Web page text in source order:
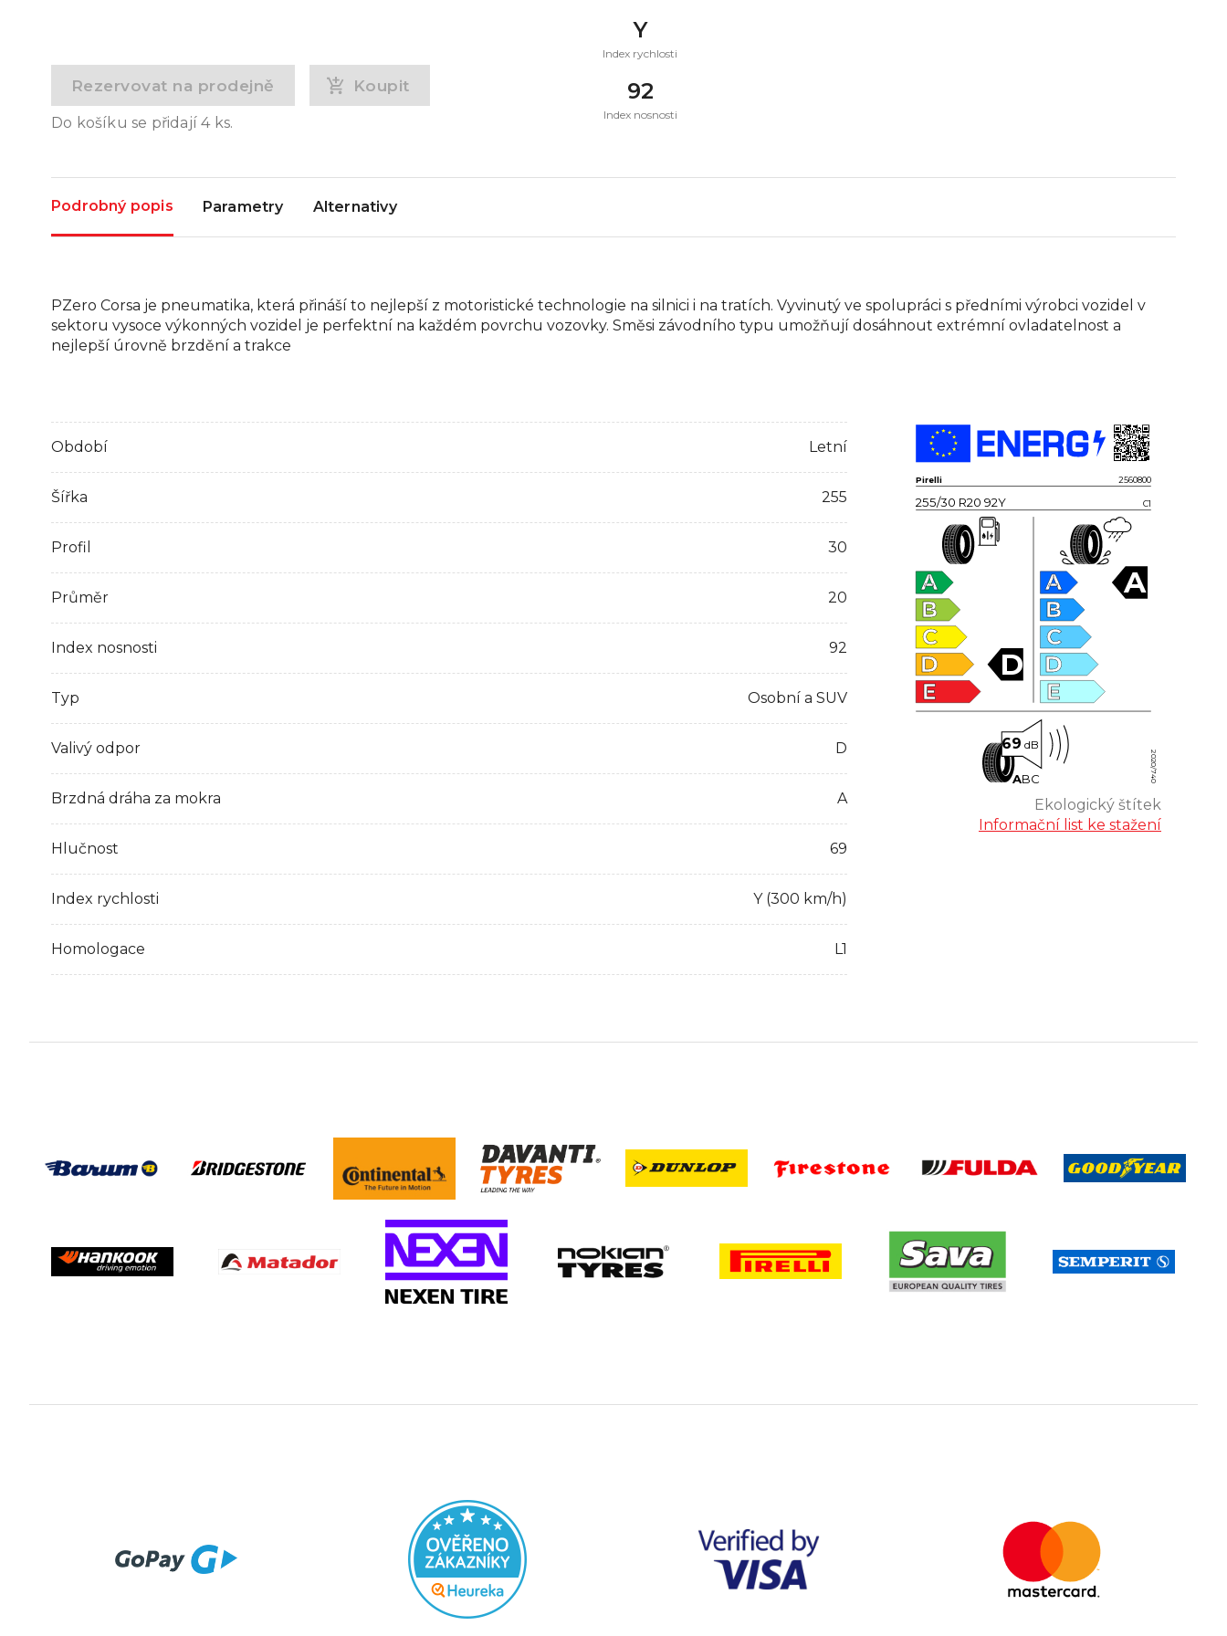
Rezervovat na prodejně Koupit
Do košíku se přidají4ks.
Y
Index rychlosti
92
Index nosnosti
Podrobný popis Parametry Alternativy
PZero Corsa je pneumatika, která přináší to nejlepší z motoristické technologie na silnici i na tratích. Vyvinutý ve spolupráci s předními výrobci vozidel v
sektoru vysoce výkonných vozidel je perfektní na každém povrchu vozovky. Směsi závodního typu umožňují dosáhnout extrémní ovladatelnost a
nejlepší úrovně brzdění a trakce
Období Letní
Šířka 255
Profil 30
Průměr 20
Index nosnosti 92
Typ Osobní a SUV
Valivý odpor D
Brzdná dráha za mokra A
Hlučnost 69
Index rychlosti Y (300 km/h)
Homologace L1
Pirelli 2560800
255/30 R20 92Y C1
A
B
C
D
E
D
A
B
C
D
E
A
69 dB
ABC 2020/740
Ekologický štítek
Informační list ke stažení